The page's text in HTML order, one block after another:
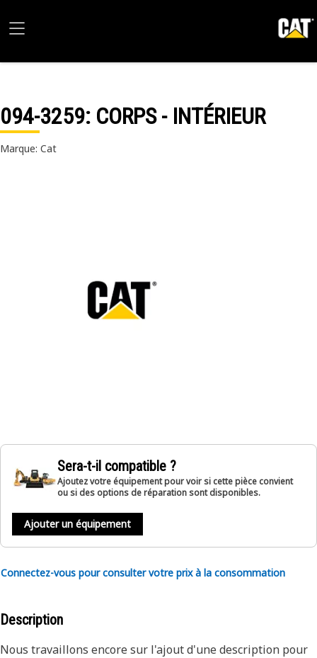
094-3259: CORPS - INTÉRIEUR
Marque: Cat
Sera-t-il compatible ?
Ajoutez votre équipement pour voir si cette pièce convient
ou si des options de réparation sont disponibles.
Ajouter un équipement
Connectez-vous pour consulter votre prix à la consommation
Description
Nous travaillons encore sur l'ajout d'une description pour